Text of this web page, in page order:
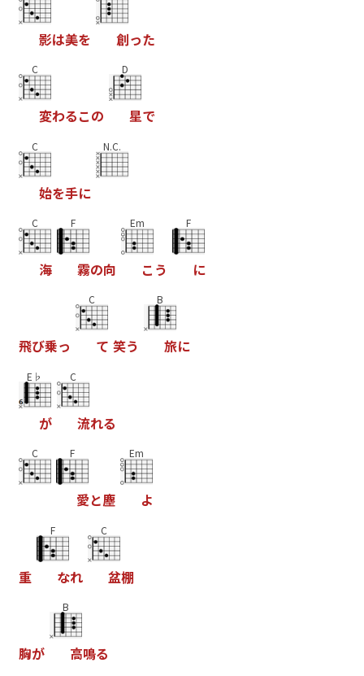
影は美を 創った
C
変わるこの
D
星で
C
始を手に
N.C.
C
海
F
霧の向
Em
こ う
F
に
飛び乗っ
C
て 笑う
B
旅に
E♭
が
C
流れる
C F
愛と塵
Em
よ
重
F
なれ
C
盆棚
胸が
B
高鳴る